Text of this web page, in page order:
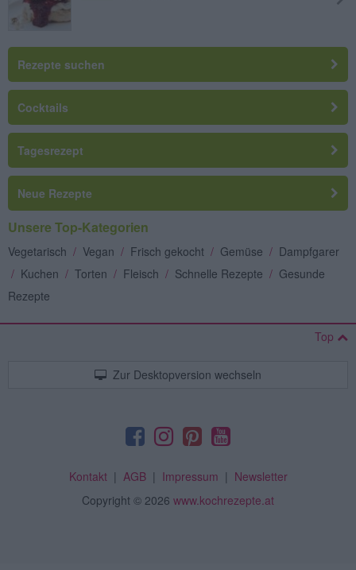
Rezepte suchen
Cocktails
Tagesrezept
Neue Rezepte
Unsere Top-Kategorien
Vegetarisch / Vegan / Frisch gekocht / Gemüse / Dampfgarer
/ Kuchen / Torten / Fleisch / Schnelle Rezepte / Gesunde
Rezepte
Top
Zur Desktopversion wechseln
Kontakt| AGB| Impressum | Newsletter
Copyright © 2026 www.kochrezepte.at